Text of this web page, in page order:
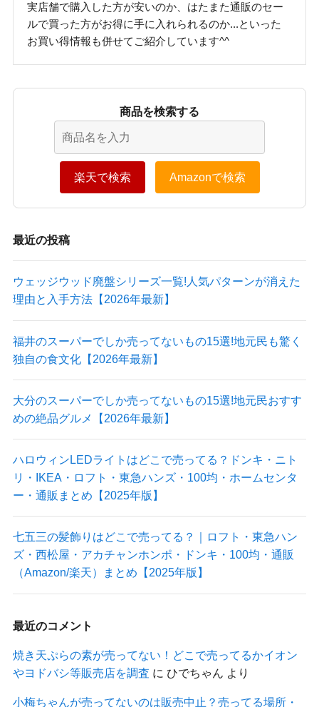
実店舗で購入した方が安いのか、はたまた通販のセー
ルで買った方がお得に手に入れられるのか...といった
お買い得情報も併せてご紹介しています^^
商品を検索する
楽天で検索 Amazonで検索
最近の投稿
ウェッジウッド廃盤シリーズ一覧!人気パターンが消えた
理由と入手方法【2026年最新】
福井のスーパーでしか売ってないもの15選!地元民も驚く
独自の食文化【2026年最新】
大分のスーパーでしか売ってないもの15選!地元民おすす
めの絶品グルメ【2026年最新】
ハロウィンLEDライトはどこで売ってる？ドンキ・ニト
リ・IKEA・ロフト・東急ハンズ・100均・ホームセンタ
ー・通販まとめ【2025年版】
七五三の髪飾りはどこで売ってる？｜ロフト・東急ハン
ズ・西松屋・アカチャンホンポ・ドンキ・100均・通販
（Amazon/楽天）まとめ【2025年版】
最近のコメント
焼き天ぷらの素が売ってない！どこで売ってるかイオン
やヨドバシ等販売店を調査 に ひでちゃん より
小梅ちゃんが売ってないのは販売中止？売ってる場所・